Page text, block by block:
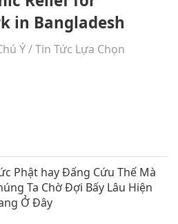
in Bangladesh
Ý/Tin Tức Lựa Chọn
Phật hay Đấng Cứu Thế Mà
Ta Chờ Đợi Bấy Lâu Hiện
Ở Đây